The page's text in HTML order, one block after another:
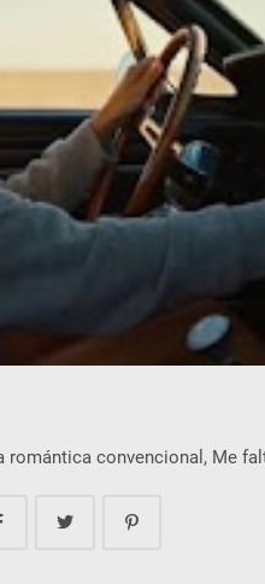
romántica convencional, Me